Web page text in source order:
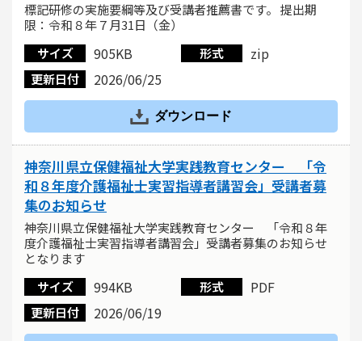
標記研修の実施要綱等及び受講者推薦書です。 提出期
限：令和８年７月31日（金）
サイズ
905KB 形式 zip
更新日付 2026/06/25
ダウンロード
神奈川県立保健福祉大学実践教育センター 「令
和８年度介護福祉士実習指導者講習会」受講者募
集のお知らせ
神奈川県立保健福祉大学実践教育センター 「令和８年
度介護福祉士実習指導者講習会」受講者募集のお知らせ
となります
サイズ
994KB 形式 PDF
更新日付 2026/06/19